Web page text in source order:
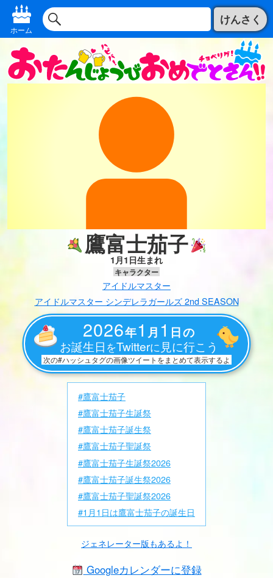
ホーム
けんさく
鷹富士茄子
1月1日生まれ
キャラクター
アイドルマスター
アイドルマスター シンデレラガールズ 2nd SEASON
2026年1 月 1 日の
お誕生日 をTwitterに 見に行こう
次の#ハッシュタグの画像ツイートをまとめて表示するよ
#鷹富士茄子
#鷹富士茄子生誕祭
#鷹富士茄子誕生祭
#鷹富士茄子聖誕祭
#鷹富士茄子生誕祭2026
#鷹富士茄子誕生祭2026
#鷹富士茄子聖誕祭2026
#1月1日は鷹富士茄子の誕生日
ジェネレーター版もあるよ！
Googleカレンダーに登録